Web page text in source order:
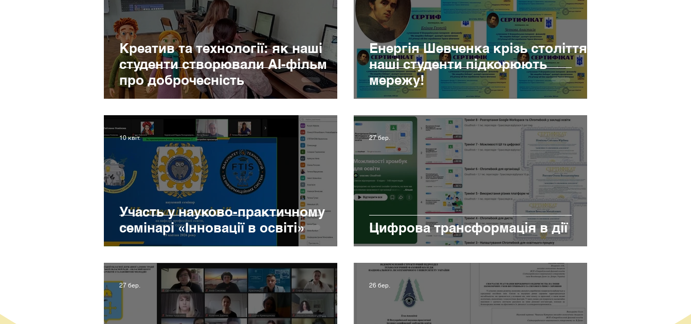
Креатив та технології: як наші
студенти створювали AI-фільм
про доброчесність
Енергія Шевченка крізь століття:
наші студенти підкорюють
мережу!
Участь у науково-практичному
семінарі «Інновації в освіті»
10 квіт.
Цифрова трансформація в дії
27 бер.
27 бер. 26 бер.